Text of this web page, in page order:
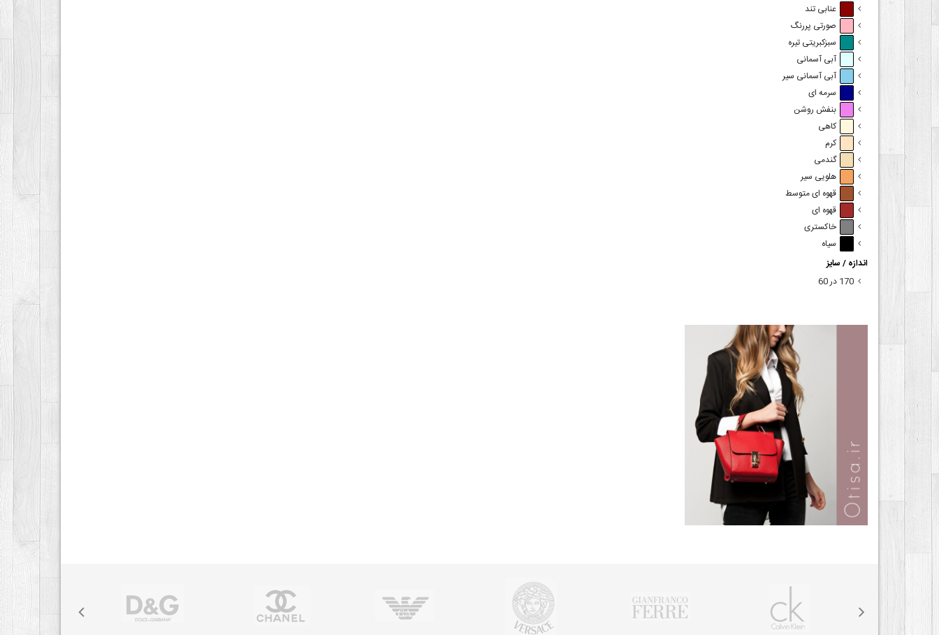
عنابی تند
صورتی پررنگ
سبزکبریتی تیره
آبی آسمانی
آبی آسمانی سیر
سرمه ای
بنفش روشن
کاهی
کرم
گندمی
هلویی سیر
قهوه ای متوسط
قهوه ای
خاکستری
سیاه
اندازه / سایز
170 در 60